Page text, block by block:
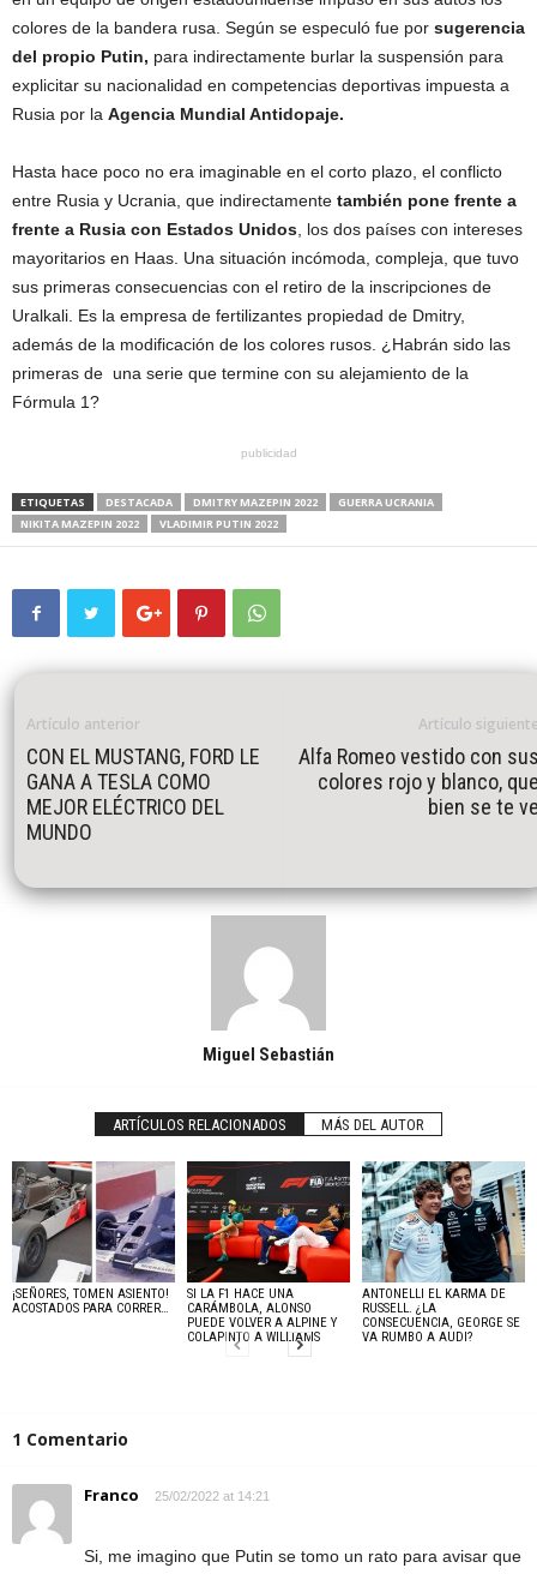
colores de la bandera rusa. Según se especuló fue por sugerencia
del propio Putin, para indirectamente burlar la suspensión para
explicitar su nacionalidad en competencias deportivas impuesta a
Rusia por la Agencia Mundial Antidopaje.
Hasta hace poco no era imaginable en el corto plazo, el conflicto
entre Rusia y Ucrania, que indirectamente también pone frente a
frente a Rusia con Estados Unidos , los dos países con intereses
mayoritarios en Haas. Una situación incómoda, compleja, que tuvo
sus primeras consecuencias con el retiro de la inscripciones de
Uralkali. Es la empresa de fertilizantes propiedad de Dmitry,
además de la modificación de los colores rusos. ¿Habrán sido las
primeras de una serie que termine con su alejamiento de la
Fórmula 1?
publicidad
ETIQUETAS DESTACADA DMITRY MAZEPIN 2022
GUERRA UCRANIA
NIKITA MAZEPIN 2022
VLADIMIR PUTIN 2022
Artículo anterior
CON EL MUSTANG, FORD LE
GANA A TESLA COMO
MEJOR ELÉCTRICO DEL
MUNDO
Artículo
Alfa Romeo vestido con
colores rojo y blanco,
bien se te
Miguel Sebastián
ARTÍCULOS RELACIONADOS MÁS DEL AUTOR
¡SEÑORES, TOMEN ASIENTO!
ACOSTADOS PARA CORRER…
SI LA F1 HACE UNA
CARÁMBOLA, ALONSO
PUEDE VOLVER A ALPINE Y
COLAPINTO A WILLIAMS
ANTONELLI EL KARMA DE
RUSSELL. ¿LA
CONSECUENCIA, GEORGE SE
VA RUMBO A AUDI?
1 Comentario
Franco 25/02/2022 at 14:21
Si, me imagino que Putin se tomo un rato para avisar que